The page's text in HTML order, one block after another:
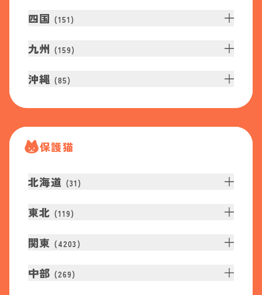
四国 (151 )
九州 (159)
沖縄 (85)
保護猫
北海道 (31 )
東北 (119)
関東 (4203 )
中部 (269)